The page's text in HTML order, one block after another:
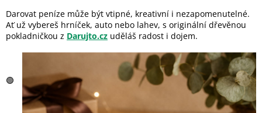
Darovat peníze může být vtipné, kreativní i nezapomenutelné.
Ať už vybereš hrníček, auto nebo lahev, s originální dřevěnou
pokladničkou z Darujto.cz uděláš radost i dojem.
🟢